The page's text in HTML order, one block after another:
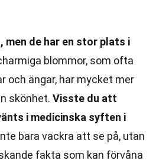
men de har en stor plats i
blommor, som ofta
och ängar, har mycket mer
skönhet. Visste du att
i medicinska syften i
bara vackra att se på, utan
fakta som kan förvåna